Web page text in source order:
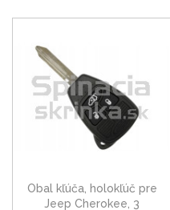
Obal kľúča, holokľúč pre
Jeep Cherokee, 3